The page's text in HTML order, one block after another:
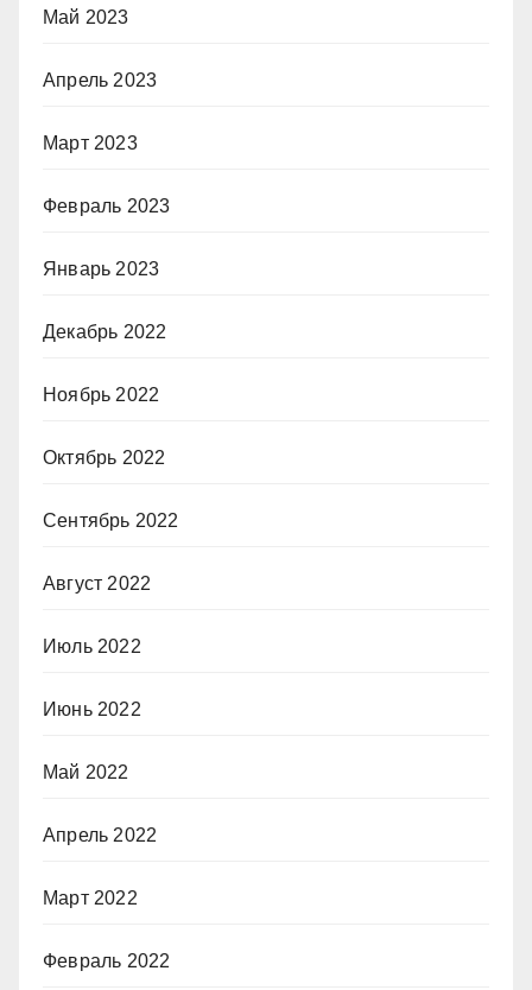
Май 2023
Апрель 2023
Март 2023
Февраль 2023
Январь 2023
Декабрь 2022
Ноябрь 2022
Октябрь 2022
Сентябрь 2022
Август 2022
Июль 2022
Июнь 2022
Май 2022
Апрель 2022
Март 2022
Февраль 2022